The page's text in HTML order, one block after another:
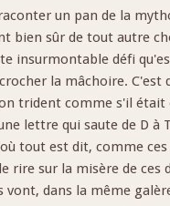
un pan de la
bien sûr de tout autre
insurmontable défi
la mâchoire.
trident comme s'il
lettre qui saute de D
tout est dit, comme
rire sur la misère de
dans la même